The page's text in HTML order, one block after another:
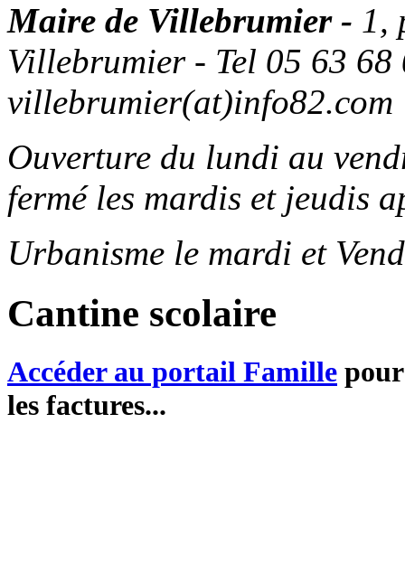
Maire de Villebrumier - 1,
Villebrumier - Tel 05 63
villebrumier(at)info82.com
Ouverture du lundi au
fermé les mardis et jeudis
Urbanisme le mardi et
Cantine scolaire
Accéder au portail Famille
les factures...